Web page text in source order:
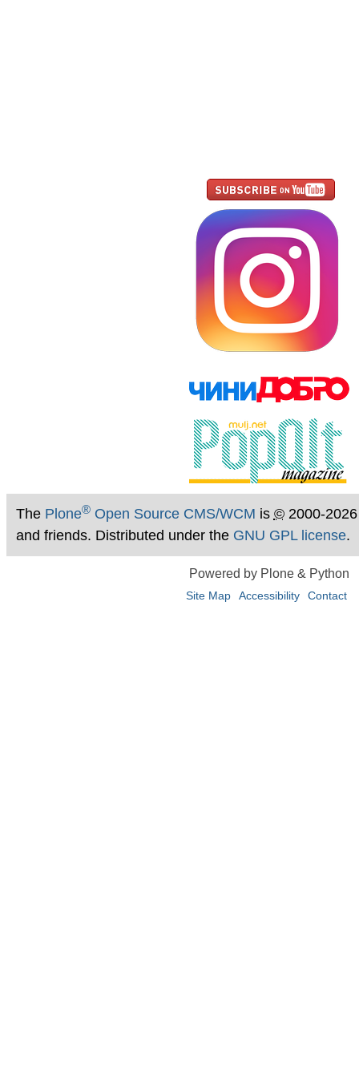
The Plone®Open Source CMS/WCM is ©2000-
and friends. Distributed under the GNU GPL license.
Powered by Plone & Python
Site Map Accessibility Contact